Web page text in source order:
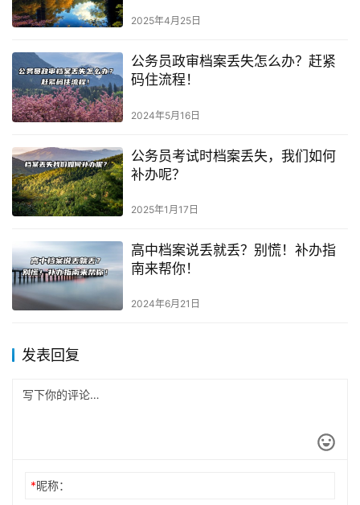
2025年4月25日
公务员政审档案丢失怎么办？赶紧
码住流程！
2024年5月16日
公务员考试时档案丢失，我们如何
补办呢？
2025年1月17日
高中档案说丢就丢？别慌！补办指
南来帮你！
2024年6月21日
发表回复
*昵称：